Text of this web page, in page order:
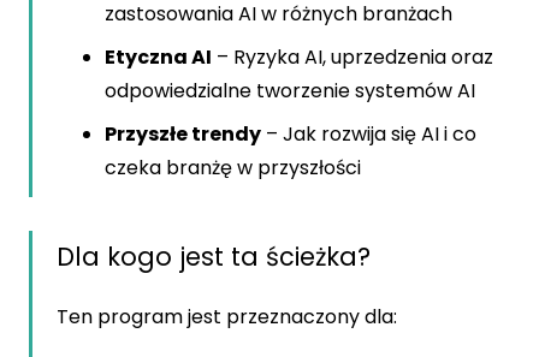
zastosowania AI w różnych branżach
Etyczna AI – Ryzyka AI, uprzedzenia oraz
odpowiedzialne tworzenie systemów AI
Przyszłe trendy – Jak rozwija się AI i co
czeka branżę w przyszłości
Dla kogo jest ta ścieżka?
Ten program jest przeznaczony dla: